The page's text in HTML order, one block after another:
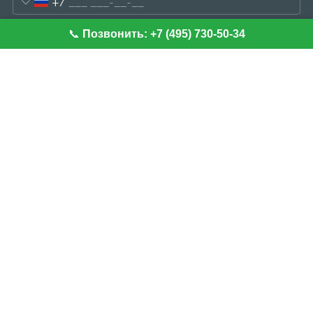
📞 Позвонить: +7 (495) 730-50-34